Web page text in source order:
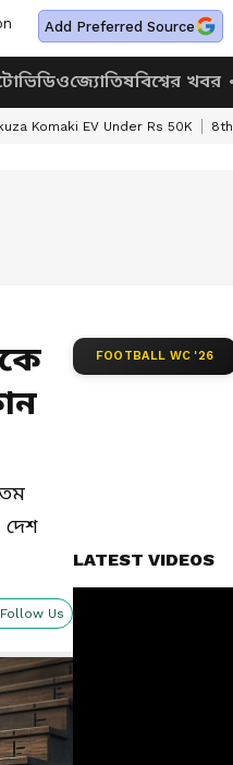
Add Preferred Source
ভিডিওজ্যোতিষবিশ্বের খবর
Komaki EV Under Rs 50K
দেশ
Follow Us
FOOTBALL WC '26
LATEST VIDEOS